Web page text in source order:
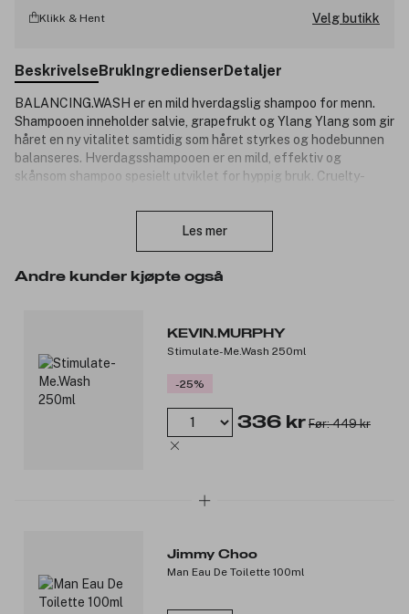
Klikk & Hent Velg butikk
BeskrivelseBrukIngredienserDetaljer
BALANCING.WASH er en mild hverdagslig shampoo for menn.
Shampooen inneholder salvie, grapefrukt og Ylang Ylang som gir
håret en ny vitalitet samtidig som håret styrkes og hodebunnen
balanseres. Hverdagsshampooen er en mild, effektiv og
skånsom shampoo spesielt utviklet for hyppig bruk. Cruelty-
Les mer
Andre kunder kjøpte også
KEVIN.MURPHY
Stimulate-Me.Wash 250ml
-25%
336 kr Før: 449 kr
Jimmy Choo
Man Eau De Toilette 100ml